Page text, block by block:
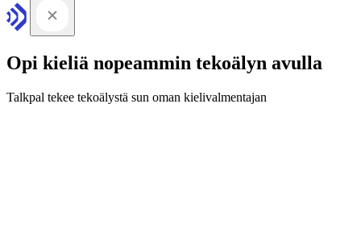
Opi kieliä nopeammin tekoälyn avulla
Talkpal tekee tekoälystä sun oman kielivalmentajan